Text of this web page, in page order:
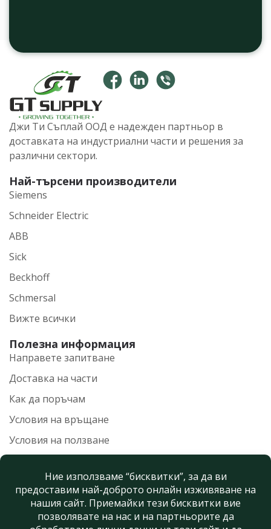
Джи Ти Съплай ООД е надежден партньор в
доставката на индустриални части и решения за
различни сектори.
Най-търсени производители
Siemens
Schneider Electric
ABB
Sick
Beckhoff
Schmersal
Вижте всички
Полезна информация
Направете запитване
Доставка на части
Как да поръчам
Условия на връщане
Условия на ползване
Нашите контакти
+359 899 559 100
info@gtsupply.eu